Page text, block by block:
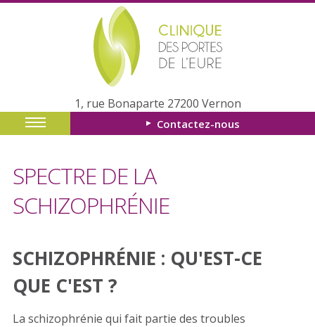
1, rue Bonaparte 27200 Vernon
Contactez-nous
SPECTRE DE LA
SCHIZOPHRÉNIE
SCHIZOPHRÉNIE : QU'EST-CE
QUE C'EST ?
La schizophrénie qui fait partie des troubles